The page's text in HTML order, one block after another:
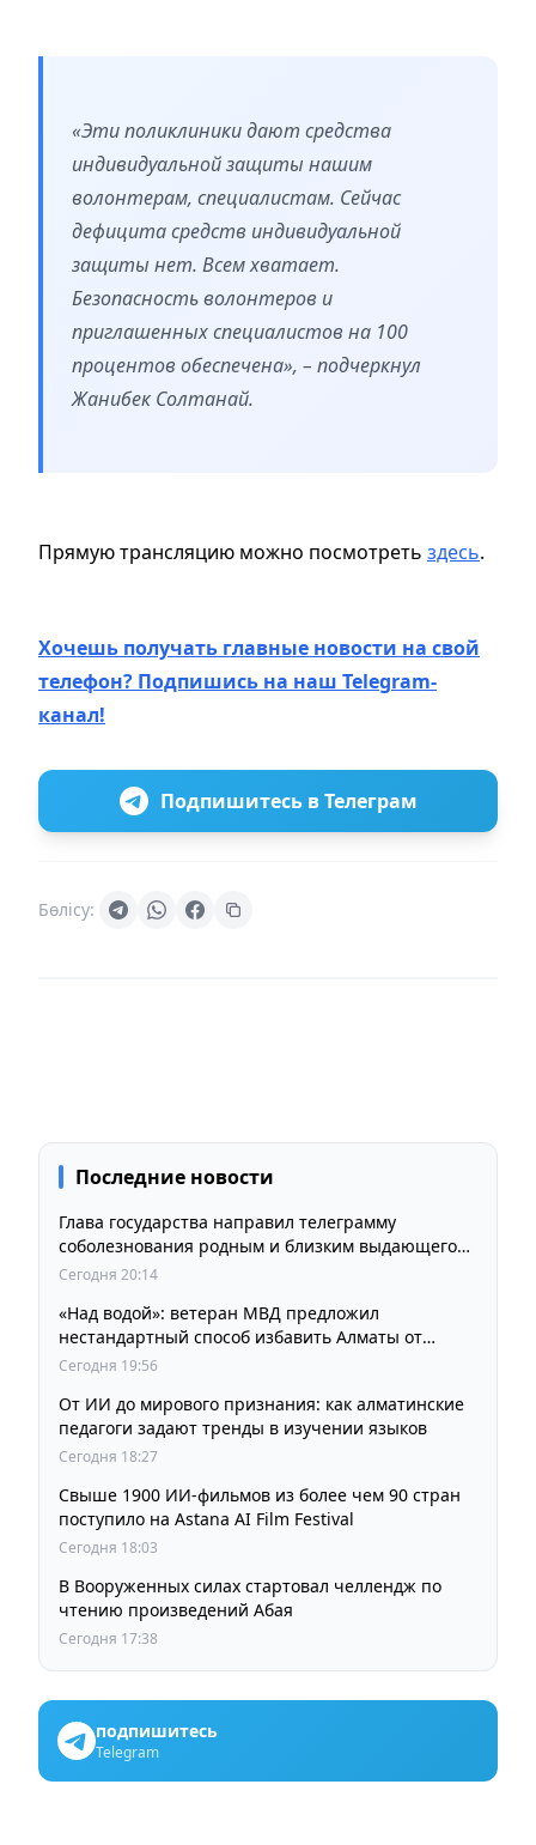
«Эти поликлиники дают средства
индивидуальной защиты нашим
волонтерам, специалистам. Сейчас
дефицита средств индивидуальной
защиты нет. Всем хватает.
Безопасность волонтеров и
приглашенных специалистов на 100
процентов обеспечена», – подчеркнул
Жанибек Солтанай.
Прямую трансляцию можно посмотреть здесь.
Хочешь получать главные новости на свой
телефон? Подпишись на наш Telegram-
канал!
Подпишитесь в Телеграм
Бөлісу:
Последние новости
Глава государства направил телеграмму
соболезнования родным и близким выдающегося
кинорежиссера Ардака Амиркулова
Сегодня 20:14
«Над водой»: ветеран МВД предложил
нестандартный способ избавить Алматы от
пробок и смога
Сегодня 19:56
От ИИ до мирового признания: как алматинские
педагоги задают тренды в изучении языков
Сегодня 18:27
Свыше 1900 ИИ-фильмов из более чем 90 стран
поступило на Astana AI Film Festival
Сегодня 18:03
В Вооруженных силах стартовал челлендж по
чтению произведений Абая
Сегодня 17:38
подпишитесь
Telegram